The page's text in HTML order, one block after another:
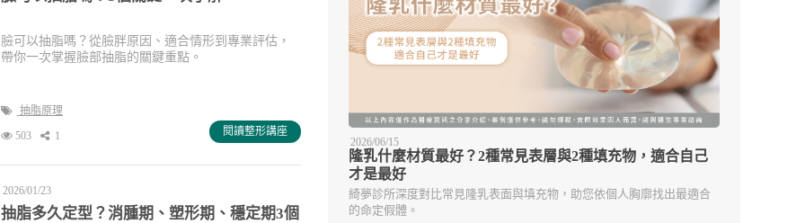
臉可以抽脂嗎？從臉胖原因、適合情形到專業評估，
帶你一次掌握臉部抽脂的關鍵重點。
抽脂原理
503
1 閱讀整形講座
2026/01/23
抽脂多久定型？消腫期、塑形期、穩定期3個
2026/06/15
隆乳什麼材質最好？2種常見表層與2種填充物，適合自己
才是最好
綺夢診所深度對比常見隆乳表面與填充物，助您依個人胸廓找出最適合
的命定假體。